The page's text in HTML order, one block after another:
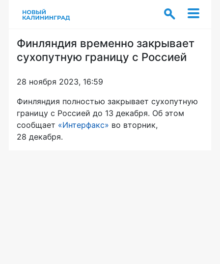
Финляндия временно закрывает
сухопутную границу с Россией
28 ноября 2023, 16:59
Финляндия полностью закрывает сухопутную
границу с Россией до 13 декабря. Об этом
сообщает «Интерфакс» во вторник,
28 декабря.